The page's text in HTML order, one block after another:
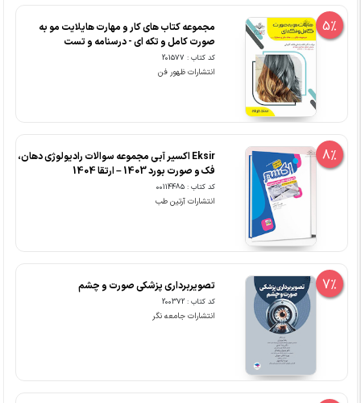
5%
مجموعه کتاب های کار و مهارت هایلایت مو به
صورت کامل و تکه ای - درسنامه و تست
کد کتاب : 201577
انتشارات ظهور فن
8%
Eksir اکسیر آبی مجموعه سوالات رادیولوژی دهان،
فک و صورت بورد 1403 – ارتقا 1404
کد کتاب : 00114485
انتشارات آرتین طب
7% تصویربرداری پزشکی صورت و چشم
کد کتاب : 200372
انتشارات جامعه نگر